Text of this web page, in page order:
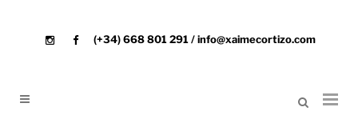
(+34) 668 801 291 / info@xaimecortizo.com